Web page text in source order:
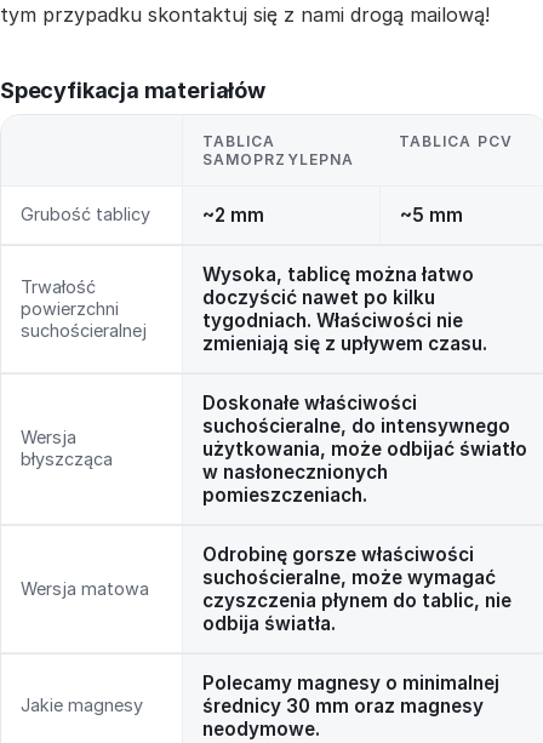
tym przypadku skontaktuj się z nami drogą mailową!
Specyfikacja materiałów
TABLICA
SAMOPRZYLEPNA
TABLICA PCV
Grubość tablicy ~2 mm ~5 mm
Trwałość
powierzchni
suchościeralnej
Wysoka, tablicę można łatwo
doczyścić nawet po kilku
tygodniach. Właściwości nie
zmieniają się z upływem czasu.
Wersja
błyszcząca
Doskonałe właściwości
suchościeralne, do intensywnego
użytkowania, może odbijać światło
w nasłonecznionych
pomieszczeniach.
Wersja matowa
Odrobinę gorsze właściwości
suchościeralne, może wymagać
czyszczenia płynem do tablic, nie
odbija światła.
Jakie magnesy
Polecamy magnesy o minimalnej
średnicy 30 mm oraz magnesy
neodymowe.